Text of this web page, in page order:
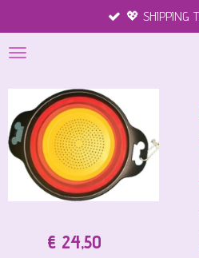
direct
naar
hoofdinhoud
💖 SHIPPING TIMES 💖
€ 24,50